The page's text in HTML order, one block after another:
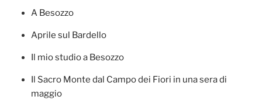
A Besozzo
Aprile sul Bardello
Il mio studio a Besozzo
Il Sacro Monte dal Campo dei Fiori in una sera di
maggio